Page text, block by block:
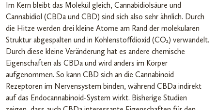
Im Kern bleibt das Molekül gleich, Cannabidiolsäure und
Cannabidiol (CBDa und CBD) sind sich also sehr ähnlich. Durch
die Hitze werden drei kleine Atome am Rand der molekularen
Struktur abgespalten und in Kohlenstoffdioxid (CO2) verwandelt.
Durch diese kleine Veränderung hat es andere chemische
Eigenschaften als CBDa und wird anders im Körper
aufgenommen. So kann CBD sich an die Cannabinoid
Rezeptoren im Nervensystem binden, während CBDa indirekt
auf das Endocannabinoid-System wirkt. Bisherige Studien